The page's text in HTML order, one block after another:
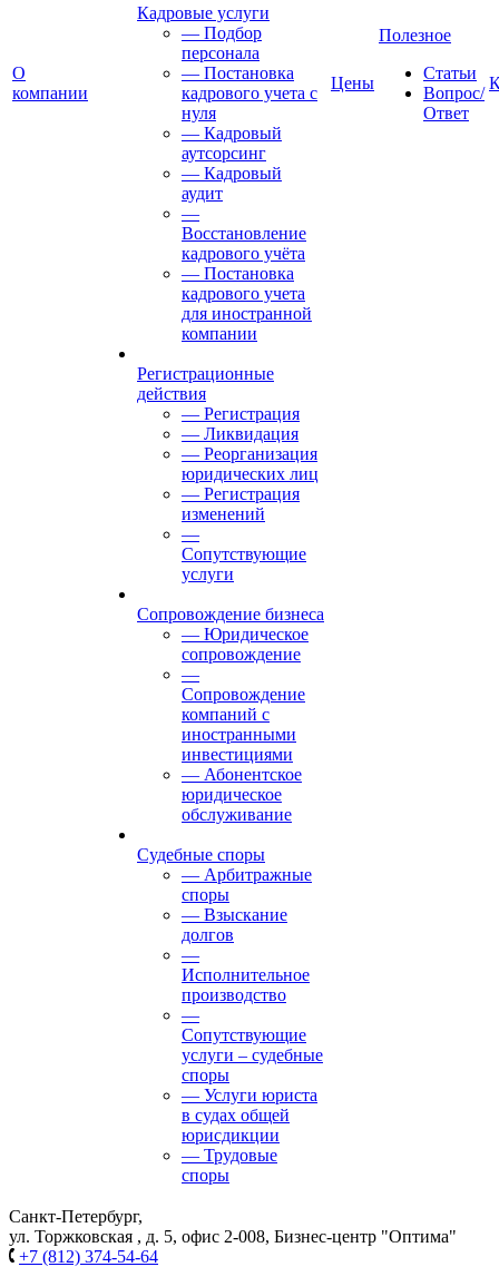
О
компании
Кадровые услуги
— Подбор
персонала
— Постановка
кадрового учета с
нуля
— Кадровый
аутсорсинг
— Кадровый
аудит
—
Восстановление
кадрового учёта
— Постановка
кадрового учета
для иностранной
компании
Регистрационные
действия
— Регистрация
— Ликвидация
— Реорганизация
юридических лиц
— Регистрация
изменений
—
Сопутствующие
услуги
Сопровождение бизнеса
— Юридическое
сопровождение
—
Сопровождение
компаний с
иностранными
инвестициями
— Абонентское
юридическое
обслуживание
Судебные споры
— Арбитражные
споры
— Взыскание
долгов
—
Исполнительное
производство
—
Сопутствующие
услуги – судебные
споры
— Услуги юриста
в судах общей
юрисдикции
— Трудовые
споры
Цены
Полезное
Статьи
Вопрос/
Ответ
Санкт-Петербург,
ул. Торжковская , д. 5, офис 2-008, Бизнес-центр "Оптима"
+7 (812) 374-54-64